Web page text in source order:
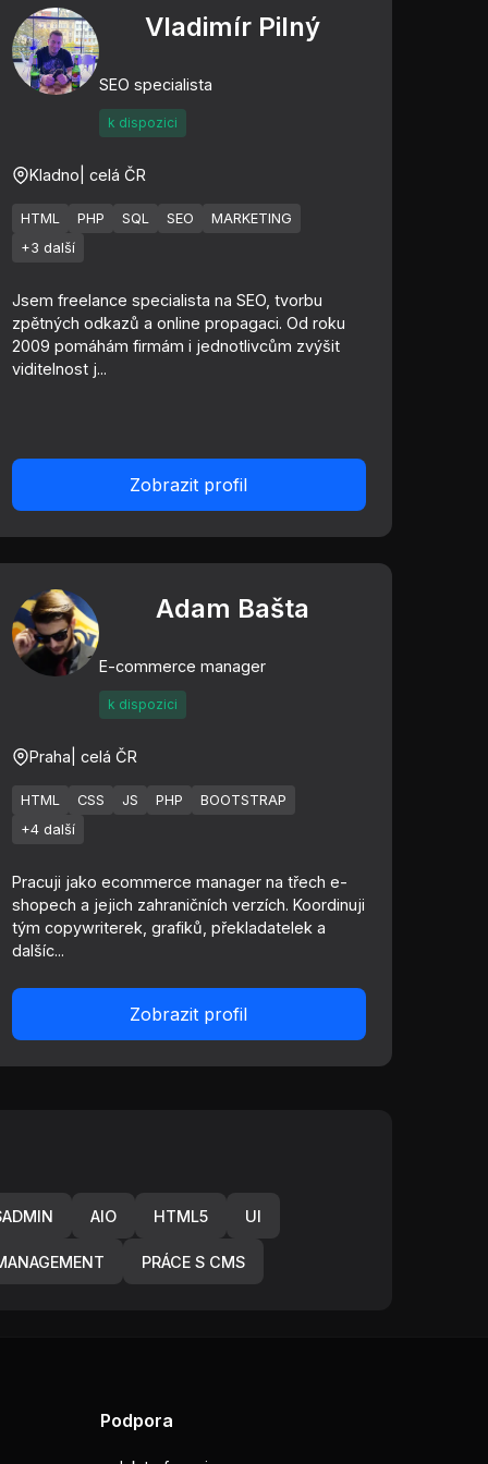
Vladimír Pilný
SEO specialista
k dispozici
Kladno | celá ČR
HTML PHP SQL SEO
MARKETING
+3 další
Jsem freelance specialista na SEO, tvorbu
zpětných odkazů a online propagaci. Od roku
2009 pomáhám firmám i jednotlivcům zvýšit
viditelnost j...
Zobrazit profil
Adam Bašta
E-commerce manager
k dispozici
Praha | celá ČR
HTML CSS JS PHP
BOOTSTRAP
+4 další
Pracuji jako ecommerce manager na třech e-
shopech a jejich zahraničních verzích. Koordinuji
tým copywriterek, grafiků, překladatelek a
dalšíc...
Zobrazit profil
AIO HTML5 UI
PRÁCE S CMS
Podpora